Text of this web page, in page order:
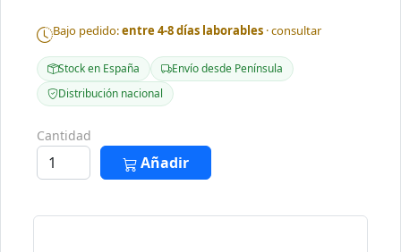
Bajo pedido:entre 4-8 días laborables · consultar
Stock en España
Envío desde Península
Distribución nacional
Cantidad
Añadir